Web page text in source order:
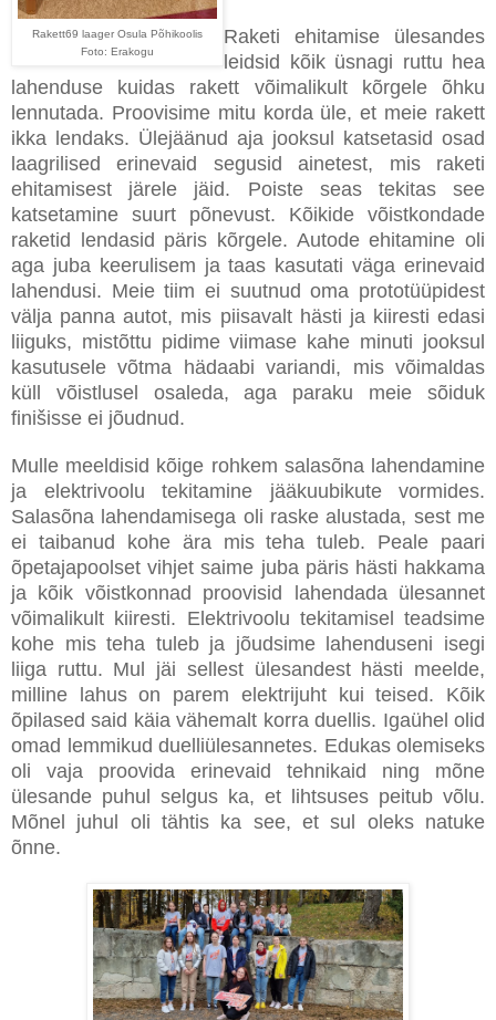
Rakett69 laager Osula Põhikoolis
Foto: Erakogu
Raketi ehitamise ülesandes
leidsid kõik üsnagi ruttu hea
lahenduse kuidas rakett võimalikult kõrgele õhku
lennutada. Proovisime mitu korda üle, et meie rakett
ikka lendaks. Ülejäänud aja jooksul katsetasid osad
laagrilised erinevaid segusid ainetest, mis raketi
ehitamisest järele jäid. Poiste seas tekitas see
katsetamine suurt põnevust. Kõikide võistkondade
raketid lendasid päris kõrgele. Autode ehitamine oli
aga juba keerulisem ja taas kasutati väga erinevaid
lahendusi. Meie tiim ei suutnud oma prototüüpidest
välja panna autot, mis piisavalt hästi ja kiiresti edasi
liiguks, mistõttu pidime viimase kahe minuti jooksul
kasutusele võtma hädaabi variandi, mis võimaldas
küll võistlusel osaleda, aga paraku meie sõiduk
finišisse ei jõudnud.
Mulle meeldisid kõige rohkem salasõna lahendamine
ja elektrivoolu tekitamine jääkuubikute vormides.
Salasõna lahendamisega oli raske alustada, sest me
ei taibanud kohe ära mis teha tuleb. Peale paari
õpetajapoolset vihjet saime juba päris hästi hakkama
ja kõik võistkonnad proovisid lahendada ülesannet
võimalikult kiiresti. Elektrivoolu tekitamisel teadsime
kohe mis teha tuleb ja jõudsime lahenduseni isegi
liiga ruttu. Mul jäi sellest ülesandest hästi meelde,
milline lahus on parem elektrijuht kui teised. Kõik
õpilased said käia vähemalt korra duellis. Igaühel olid
omad lemmikud duelliülesannetes. Edukas olemiseks
oli vaja proovida erinevaid tehnikaid ning mõne
ülesande puhul selgus ka, et lihtsuses peitub võlu.
Mõnel juhul oli tähtis ka see, et sul oleks natuke
õnne.